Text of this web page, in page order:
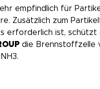
empfindlich für
Zusätzlich zum
erforderlich ist, schützt
die Brennstoffzelle